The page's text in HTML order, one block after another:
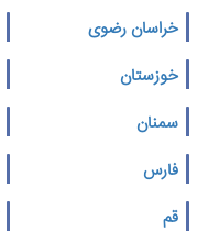
خراسان رضوی
خوزستان
سمنان
فارس
قم